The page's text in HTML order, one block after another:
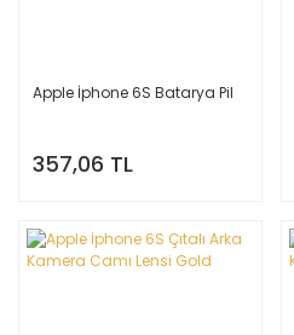
Apple İphone 6S Batarya Pil
357,06 TL